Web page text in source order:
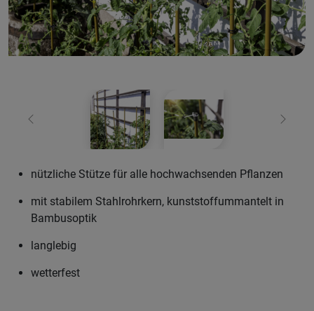
Zurück Weiter
nützliche Stütze für alle hochwachsenden Pflanzen
mit stabilem Stahlrohrkern, kunststoffummantelt in
Bambusoptik
langlebig
wetterfest